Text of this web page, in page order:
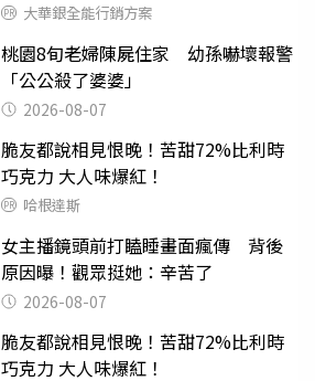
大華銀全能行銷方案
桃園8旬老婦陳屍住家 幼孫嚇壞報警
「公公殺了婆婆」
2026-08-07
脆友都說相見恨晚！苦甜72%比利時
巧克力 大人味爆紅！
哈根達斯
女主播鏡頭前打瞌睡畫面瘋傳 背後
原因曝！觀眾挺她：辛苦了
2026-08-07
脆友都說相見恨晚！苦甜72%比利時
巧克力 大人味爆紅！